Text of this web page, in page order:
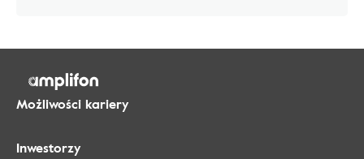
Możliwości kariery
Inwestorzy